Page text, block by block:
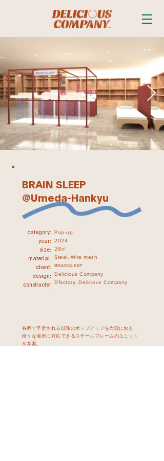
BRAIN SLEEP
​@Umeda-Hankyu
category:
year:
size:
material:
client:
design:
constructer
:
Pop-up
2024
28㎡
Steel, Wire mesh
BRAINSLEEP
Delicious Company
Dfactory, Delicious Company
各所で予定される以降のポップアップを念頭におき、
様々な場所に対応できるスチールフレームのユニット
を考案。